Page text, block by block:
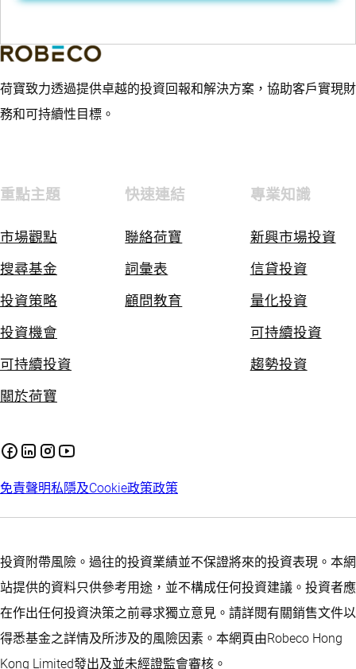
荷寶致力透過提供卓越的投資回報和解決方案，協助客戶實現財
務和可持續性目標。
重點主題
市場觀點
搜尋基金
投資策略
投資機會
可持續投資
關於荷寶
快速連結
聯絡荷寶
詞彙表
顧問教育
專業知識
新興市場投資
信貸投資
量化投資
可持續投資
趨勢投資
免責聲明私隱及Cookie政策政策
投資附帶風險。過往的投資業績並不保證將來的投資表現。本網
站提供的資料只供參考用途，並不構成任何投資建議。投資者應
在作出任何投資決策之前尋求獨立意見。請詳閱有關銷售文件以
得悉基金之詳情及所涉及的風險因素。本網頁由Robeco Hong
Kong Limited發出及並未經證監會審核。